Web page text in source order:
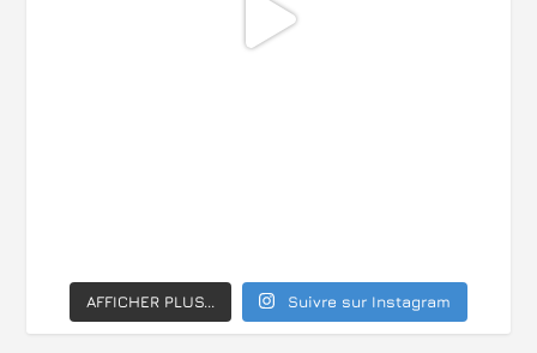
AFFICHER PLUS... Suivre sur Instagram